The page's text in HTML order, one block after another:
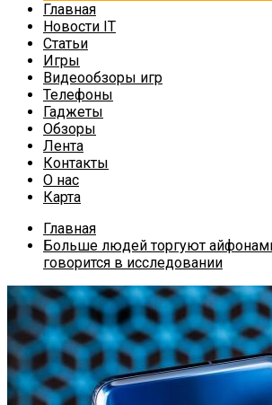
Главная
Новости IT
Статьи
Игры
Видеообзоры игр
Телефоны
Гаджеты
Обзоры
Лента
Контакты
О нас
Карта
Главная
Больше людей торгуют
говорится в исследовании